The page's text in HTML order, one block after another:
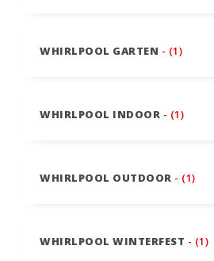
WHIRLPOOL GARTEN - (1)
WHIRLPOOL INDOOR - (1)
WHIRLPOOL OUTDOOR - (1)
WHIRLPOOL WINTERFEST - (1)